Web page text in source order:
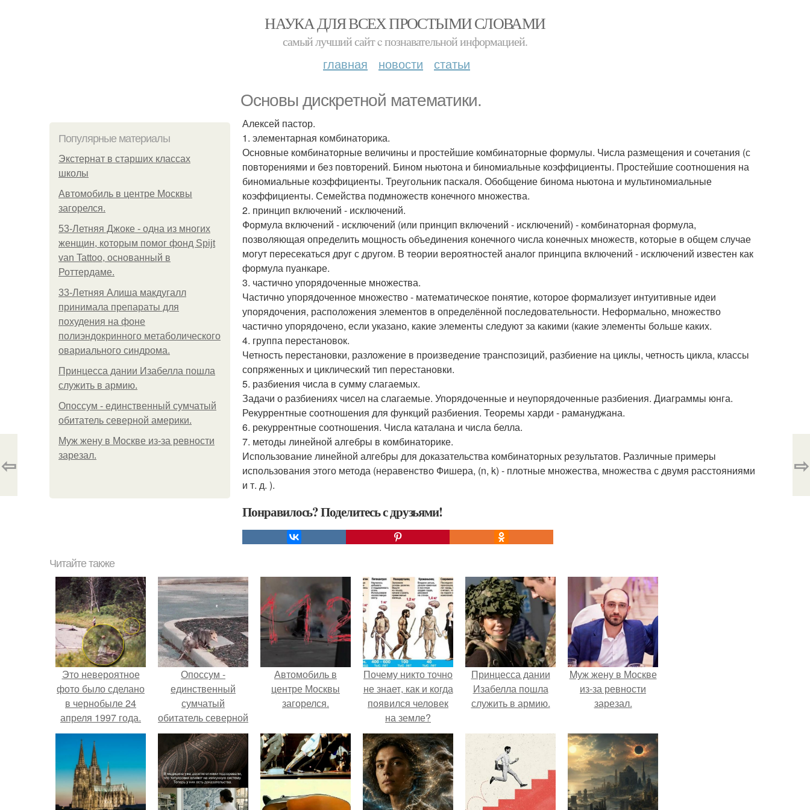
НАУКА ДЛЯ ВСЕХ ПРОСТЫМИ СЛОВАМИ
самый лучший сайт c познавательной информацией.
главная новости статьи
Основы дискретной математики.
Популярные материалы
Экстернат в старших классах
школы
Автомобиль в центре Москвы
загорелся.
53-Летняя Джоке - одна из многих
женщин, которым помог фонд Spijt
van Tattoo, основанный в
Роттердаме.
33-Летняя Алиша макдугалл
принимала препараты для
похудения на фоне
полиэндокринного метаболического
овариального синдрома.
Принцесса дании Изабелла пошла
служить в армию.
Опоссум - единственный сумчатый
обитатель северной америки.
Mуж жену в Москве из-за ревности
зарезал.
Алексей пастор.
1. элементарная комбинаторика.
Основные комбинаторные величины и простейшие комбинаторные формулы. Числа размещения и сочетания (с
повторениями и без повторений. Бином ньютона и биномиальные коэффициенты. Простейшие соотношения на
биномиальные коэффициенты. Треугольник паскаля. Обобщение бинома ньютона и мультиномиальные
коэффициенты. Семейства подмножеств конечного множества.
2. принцип включений - исключений.
Формула включений - исключений (или принцип включений - исключений) - комбинаторная формула,
позволяющая определить мощность объединения конечного числа конечных множеств, которые в общем случае
могут пересекаться друг с другом. В теории вероятностей аналог принципа включений - исключений известен как
формула пуанкаре.
3. частично упорядоченные множества.
Частично упорядоченное множество - математическое понятие, которое формализует интуитивные идеи
упорядочения, расположения элементов в определённой последовательности. Неформально, множество
частично упорядочено, если указано, какие элементы следуют за какими (какие элементы больше каких.
4. группа перестановок.
Четность перестановки, разложение в произведение транспозиций, разбиение на циклы, четность цикла, классы
сопряженных и циклический тип перестановки.
5. разбиения числа в сумму слагаемых.
Задачи о разбиениях чисел на слагаемые. Упорядоченные и неупорядоченные разбиения. Диаграммы юнга.
Рекуррентные соотношения для функций разбиения. Теоремы харди - рамануджана.
6. рекуррентные соотношения. Числа каталана и числа белла.
7. методы линейной алгебры в комбинаторике.
Использование линейной алгебры для доказательства комбинаторных результатов. Различные примеры
использования этого метода (неравенство Фишера, (n, k) - плотные множества, множества с двумя расстояниями
и т. д. ).
Понравилось? Поделитесь с друзьями!
⇦ ⇨
Читайте также
Это невероятное
фото было сделано
в чернобыле 24
апреля 1997 года.
Опоссум -
единственный
сумчатый
обитатель северной
америки.
Автомобиль в
центре Москвы
загорелся.
Почему никто точно
не знает, как и когда
появился человек
на земле?
Принцесса дании
Изабелла пошла
служить в армию.
Mуж жену в Москве
из-за ревности
зарезал.